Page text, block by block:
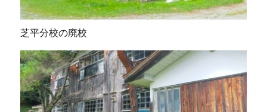
芝平分校の廃校